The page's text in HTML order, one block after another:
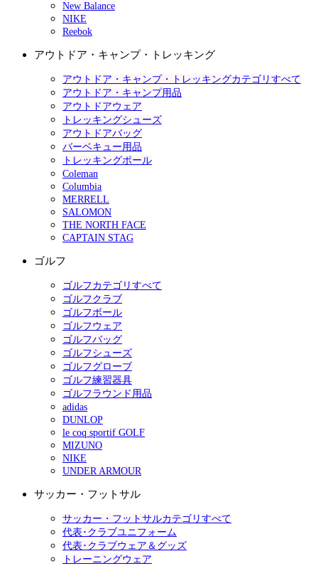
New Balance
NIKE
Reebok
アウトドア・キャンプ・トレッキング
アウトドア・キャンプ・トレッキングカテゴリすべて
アウトドア・キャンプ用品
アウトドアウェア
トレッキングシューズ
アウトドアバッグ
バーベキュー用品
トレッキングポール
Coleman
Columbia
MERRELL
SALOMON
THE NORTH FACE
CAPTAIN STAG
ゴルフ
ゴルフカテゴリすべて
ゴルフクラブ
ゴルフボール
ゴルフウェア
ゴルフバッグ
ゴルフシューズ
ゴルフグローブ
ゴルフ練習器具
ゴルフラウンド用品
adidas
DUNLOP
le coq sportif GOLF
MIZUNO
NIKE
UNDER ARMOUR
サッカー・フットサル
サッカー・フットサルカテゴリすべて
代表･クラブユニフォーム
代表･クラブウェア＆グッズ
トレーニングウェア